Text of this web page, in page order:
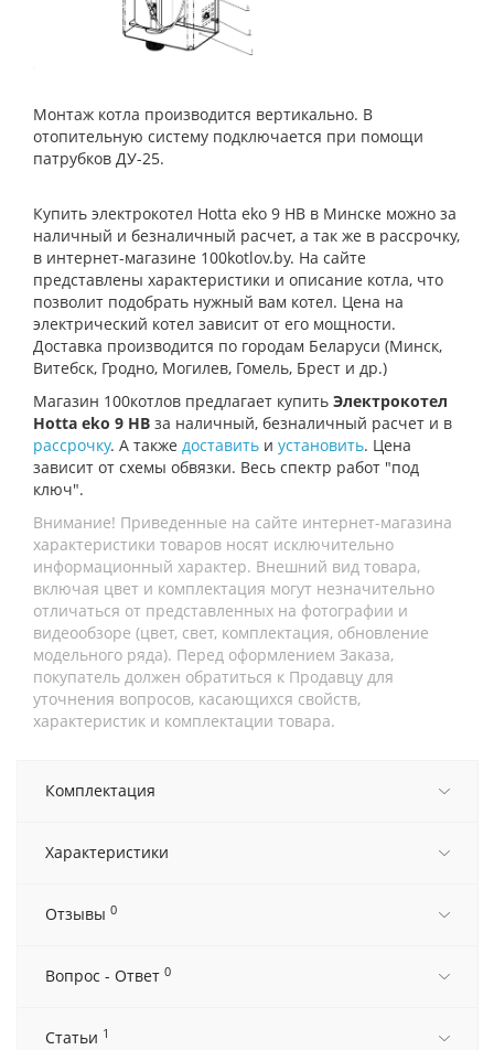
Монтаж котла производится вертикально. В
отопительную систему подключается при помощи
патрубков ДУ-25.
Купить электрокотел Hotta eko 9 HB в Минске можно за
наличный и безналичный расчет, а так же в рассрочку,
в интернет-магазине 100kotlov.by. На сайте
представлены характеристики и описание котла, что
позволит подобрать нужный вам котел. Цена на
электрический котел зависит от его мощности.
Доставка производится по городам Беларуси (Минск,
Витебск, Гродно, Могилев, Гомель, Брест и др.)
Магазин 100котлов предлагает купить Электрокотел
Hotta eko 9 HB за наличный, безналичный расчет и в
рассрочку. А также доставить и установить. Цена
зависит от схемы обвязки. Весь спектр работ "под
ключ".
Внимание! Приведенные на сайте интернет-магазина
характеристики товаров носят исключительно
информационный характер. Внешний вид товара,
включая цвет и комплектация могут незначительно
отличаться от представленных на фотографии и
видеообзоре (цвет, свет, комплектация, обновление
модельного ряда). Перед оформлением Заказа,
покупатель должен обратиться к Продавцу для
уточнения вопросов, касающихся свойств,
характеристик и комплектации товара.
Комплектация
Характеристики
Отзывы 0
Вопрос - Ответ 0
Статьи 1